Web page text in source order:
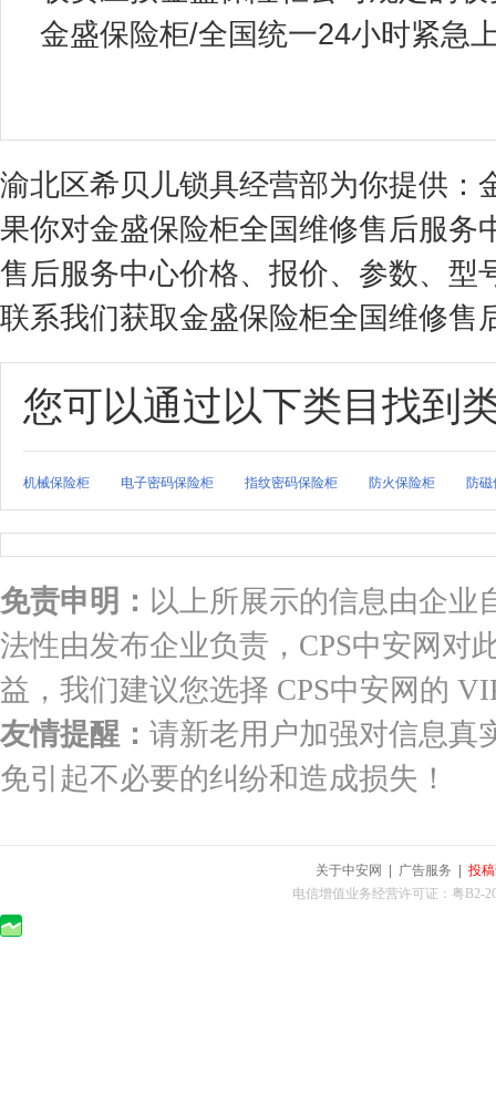
金盛保险柜/全国统一24小时紧急
渝北区希贝儿锁具经营部为你提供：
果你对金盛保险柜全国维修售后服
售后服务中心价格、报价、参数、型
联系我们获取金盛保险柜全国维修售
您可以通过以下类目找到
机械保险柜 电子密码保险柜 指纹密码保险柜 防火保险柜 防磁
免责申明： 以上所展示的信息由企业
法性由发布企业负责，CPS中安网对
益，我们建议您选择 CPS中安网的
友情提醒： 请新老用户加强对信息真
免引起不必要的纠纷和造成损失！
关于中安网 广告服务
投
电信增值业务经营许可证：粤